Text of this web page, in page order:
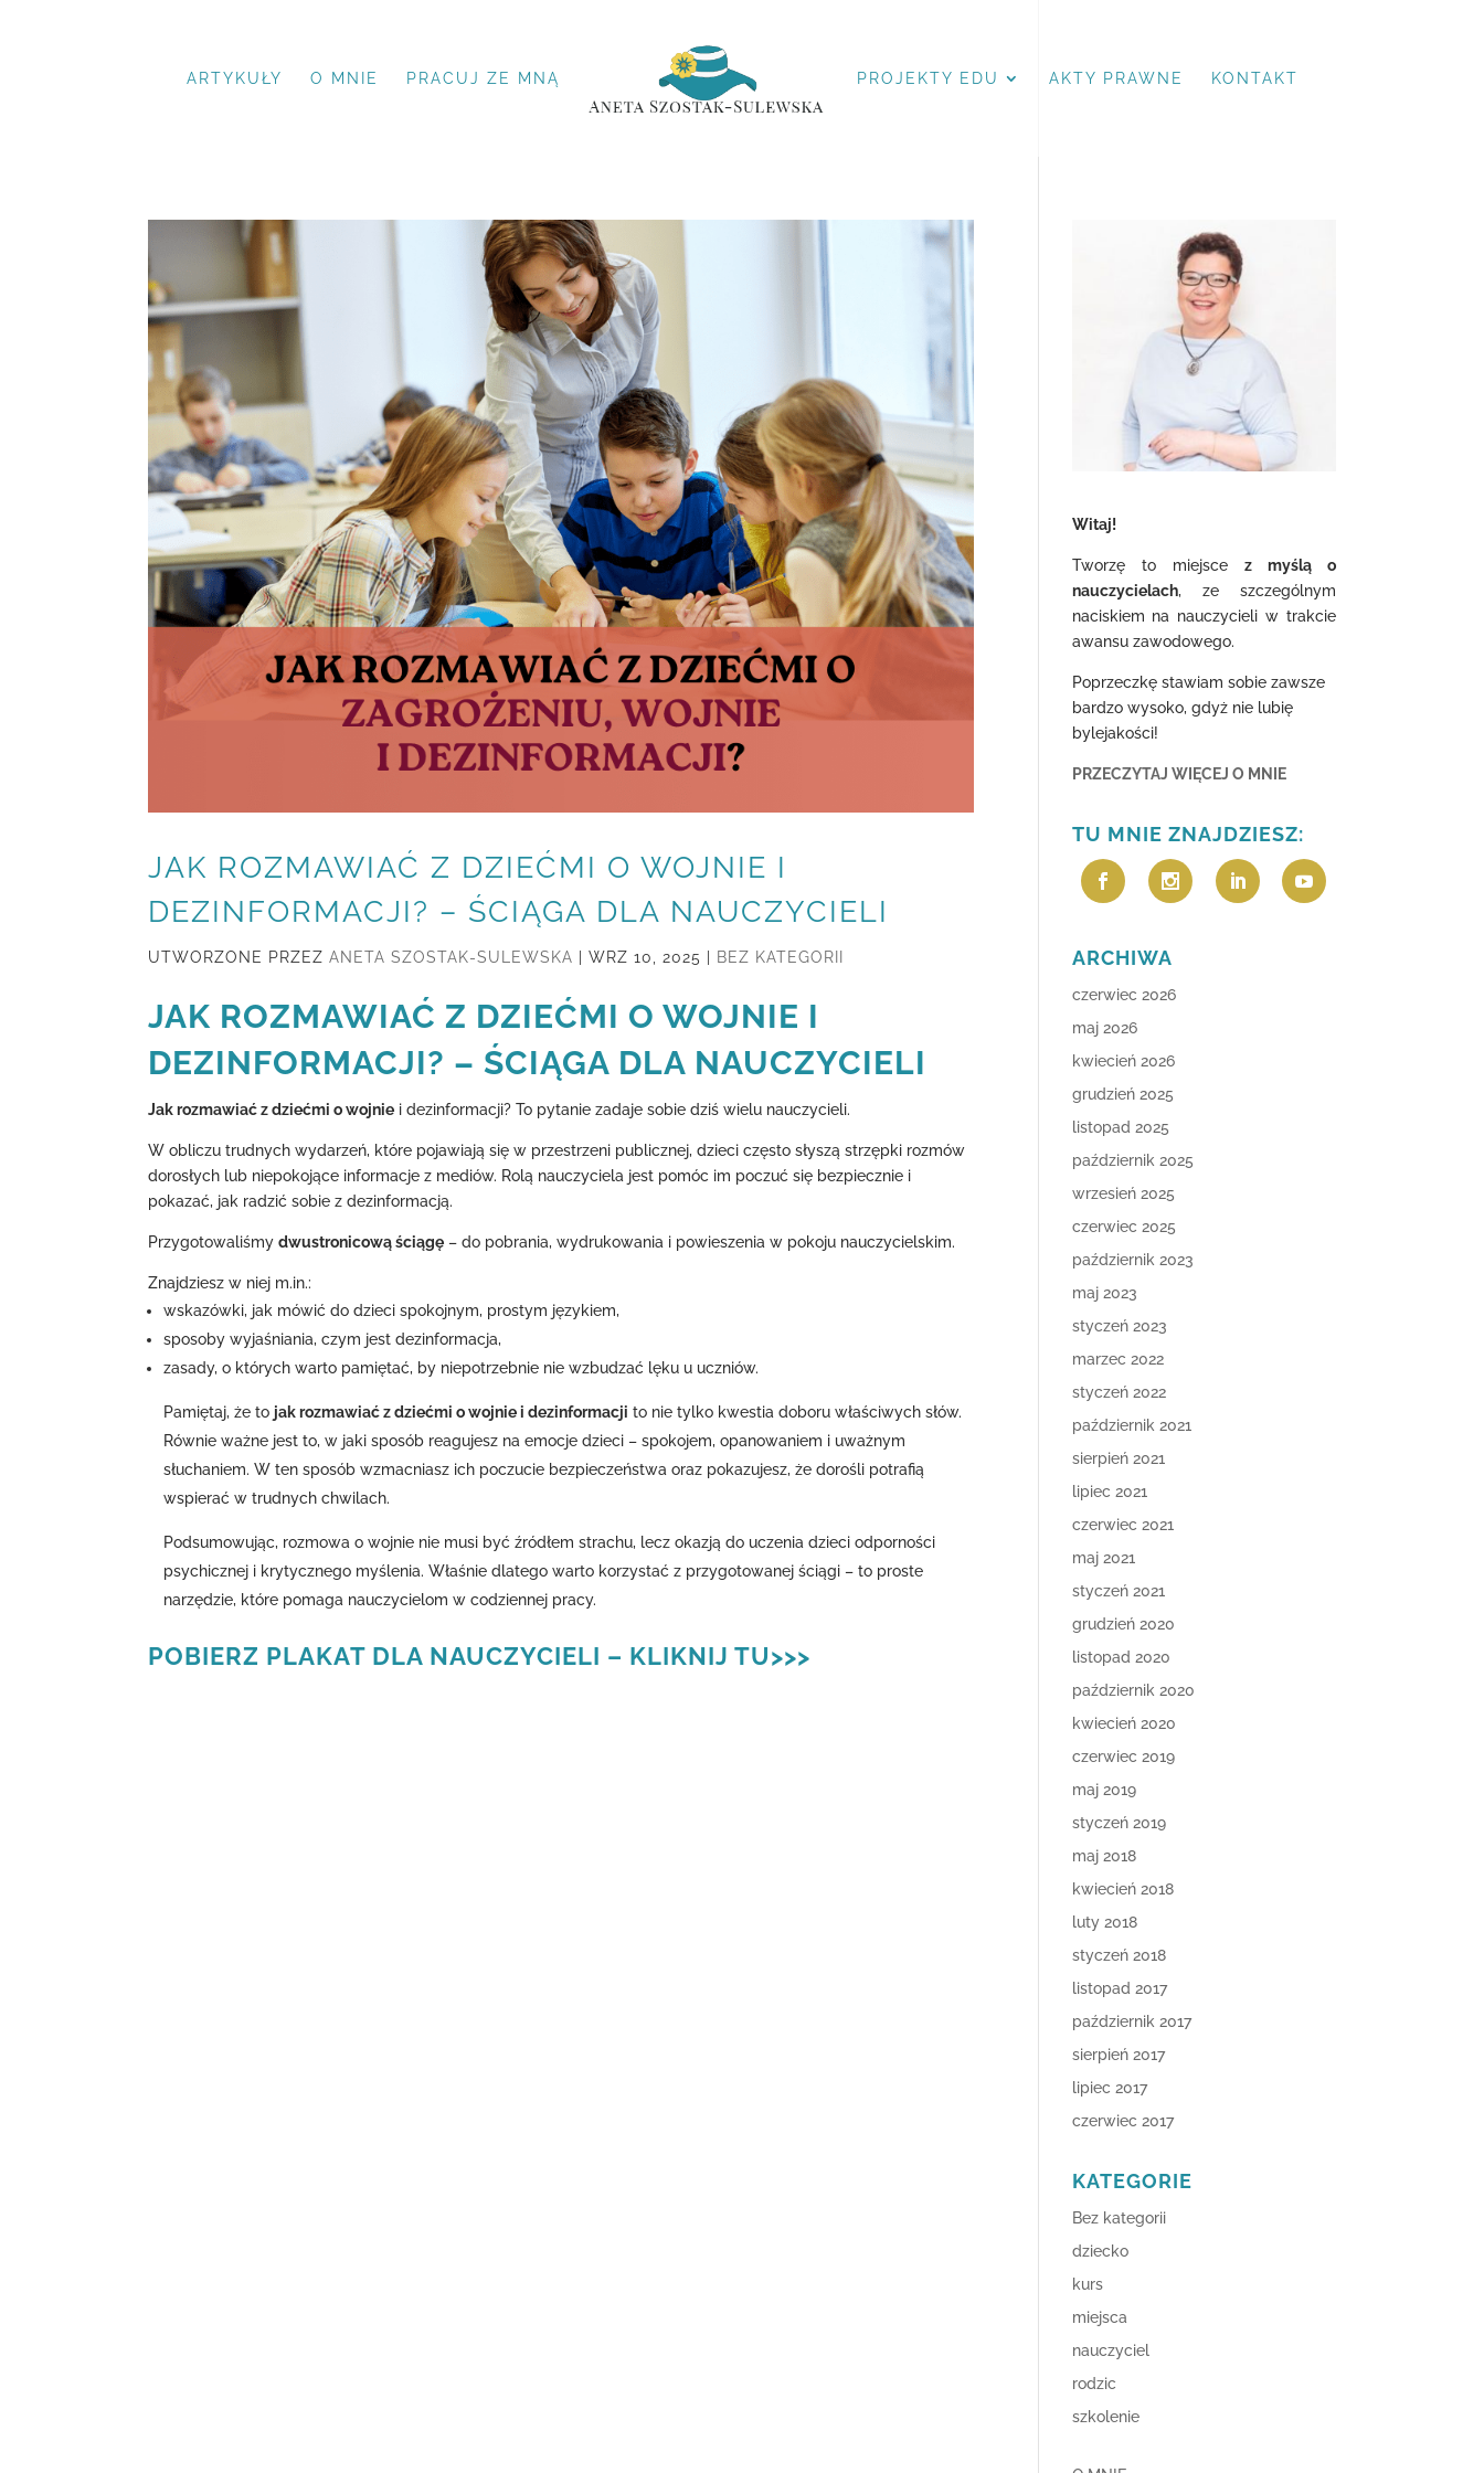
ARTYKUŁY O MNIE PRACUJ ZE MNĄ PROJEKTY EDU AKTY PRAWNE KONTAKT
JAK ROZMAWIAĆ Z DZIEĆMI O WOJNIE I
DEZINFORMACJI? – ŚCIĄGA DLA NAUCZYCIELI
UTWORZONE PRZEZANETA SZOSTAK-SULEWSKA |WRZ 10, 2025 | BEZ KATEGORII
JAK ROZMAWIAĆ Z DZIEĆMI O WOJNIE I
DEZINFORMACJI? – ŚCIĄGA DLA NAUCZYCIELI
Jak rozmawiać z dziećmi o wojnie i dezinformacji? To pytanie zadaje sobie dziś wielu nauczycieli.
W obliczu trudnych wydarzeń, które pojawiają się w przestrzeni publicznej, dzieci często słyszą strzępki rozmów
dorosłych lub niepokojące informacje z mediów. Rolą nauczyciela jest pomóc im poczuć się bezpiecznie i
pokazać, jak radzić sobie z dezinformacją.
Przygotowaliśmydwustronicową ściągę – do pobrania, wydrukowania i powieszenia w pokoju nauczycielskim.
Znajdziesz w niej m.in.:
wskazówki, jak mówić do dzieci spokojnym, prostym językiem,
sposoby wyjaśniania, czym jest dezinformacja,
zasady, o których warto pamiętać, by niepotrzebnie nie wzbudzać lęku u uczniów.
Pamiętaj, że to jak rozmawiać z dziećmi o wojnie i dezinformacji to nie tylko kwestia doboru właściwych słów.
Równie ważne jest to, w jaki sposób reagujesz na emocje dzieci – spokojem, opanowaniem i uważnym
słuchaniem. W ten sposób wzmacniasz ich poczucie bezpieczeństwa oraz pokazujesz, że dorośli potrafią
wspierać w trudnych chwilach.
Podsumowując, rozmowa o wojnie nie musi być źródłem strachu, lecz okazją do uczenia dzieci odporności
psychicznej i krytycznego myślenia. Właśnie dlatego warto korzystać z przygotowanej ściągi – to proste
narzędzie, które pomaga nauczycielom w codziennej pracy.
POBIERZ PLAKAT DLA NAUCZYCIELI – KLIKNIJ TU>>>
Witaj!
Tworzę to miejsce z myślą o
nauczycielach, ze szczególnym
naciskiem na nauczycieli w trakcie
awansu zawodowego.
Poprzeczkę stawiam sobie zawsze
bardzo wysoko, gdyż nie lubię
bylejakości!
PRZECZYTAJ WIĘCEJ O MNIE
TU MNIE ZNAJDZIESZ:
ARCHIWA
czerwiec 2026
maj 2026
kwiecień 2026
grudzień 2025
listopad 2025
październik 2025
wrzesień 2025
czerwiec 2025
październik 2023
maj 2023
styczeń 2023
marzec 2022
styczeń 2022
październik 2021
sierpień 2021
lipiec 2021
czerwiec 2021
maj 2021
styczeń 2021
grudzień 2020
listopad 2020
październik 2020
kwiecień 2020
czerwiec 2019
maj 2019
styczeń 2019
maj 2018
kwiecień 2018
luty 2018
styczeń 2018
listopad 2017
październik 2017
sierpień 2017
lipiec 2017
czerwiec 2017
KATEGORIE
Bez kategorii
dziecko
kurs
miejsca
nauczyciel
rodzic
szkolenie